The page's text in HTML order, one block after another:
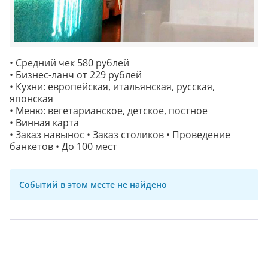
• Средний чек 580 рублей
• Бизнес-ланч от 229 рублей
• Кухни: европейская, итальянская, русская,
японская
• Меню: вегетарианское, детское, постное
• Винная карта
• Заказ навынос • Заказ столиков • Проведение
банкетов • До 100 мест
Событий в этом месте не найдено